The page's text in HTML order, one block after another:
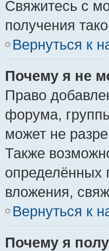
Свяжитесь с
получения
Вернуться к
Почему я не
Право
форума,
может не
Также
определённых
вложения,
Вернуться к
Почему я